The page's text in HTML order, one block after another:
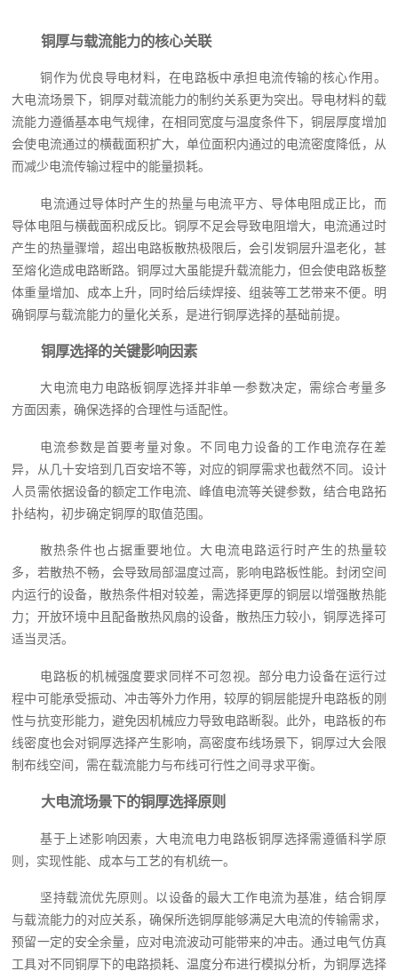
铜厚与载流能力的核心关联
铜作为优良导电材料，在电路板中承担电流传输的核心作用。
大电流场景下，铜厚对载流能力的制约关系更为突出。导电材料的载
流能力遵循基本电气规律，在相同宽度与温度条件下，铜层厚度增加
会使电流通过的横截面积扩大，单位面积内通过的电流密度降低，从
而减少电流传输过程中的能量损耗。
电流通过导体时产生的热量与电流平方、导体电阻成正比，而
导体电阻与横截面积成反比。铜厚不足会导致电阻增大，电流通过时
产生的热量骤增，超出电路板散热极限后，会引发铜层升温老化，甚
至熔化造成电路断路。铜厚过大虽能提升载流能力，但会使电路板整
体重量增加、成本上升，同时给后续焊接、组装等工艺带来不便。明
确铜厚与载流能力的量化关系，是进行铜厚选择的基础前提。
铜厚选择的关键影响因素
大电流电力电路板铜厚选择并非单一参数决定，需综合考量多
方面因素，确保选择的合理性与适配性。
电流参数是首要考量对象。不同电力设备的工作电流存在差
异，从几十安培到几百安培不等，对应的铜厚需求也截然不同。设计
人员需依据设备的额定工作电流、峰值电流等关键参数，结合电路拓
扑结构，初步确定铜厚的取值范围。
散热条件也占据重要地位。大电流电路运行时产生的热量较
多，若散热不畅，会导致局部温度过高，影响电路板性能。封闭空间
内运行的设备，散热条件相对较差，需选择更厚的铜层以增强散热能
力；开放环境中且配备散热风扇的设备，散热压力较小，铜厚选择可
适当灵活。
电路板的机械强度要求同样不可忽视。部分电力设备在运行过
程中可能承受振动、冲击等外力作用，较厚的铜层能提升电路板的刚
性与抗变形能力，避免因机械应力导致电路断裂。此外，电路板的布
线密度也会对铜厚选择产生影响，高密度布线场景下，铜厚过大会限
制布线空间，需在载流能力与布线可行性之间寻求平衡。
大电流场景下的铜厚选择原则
基于上述影响因素，大电流电力电路板铜厚选择需遵循科学原
则，实现性能、成本与工艺的有机统一。
坚持载流优先原则。以设备的最大工作电流为基准，结合铜厚
与载流能力的对应关系，确保所选铜厚能够满足大电流的传输需求，
预留一定的安全余量，应对电流波动可能带来的冲击。通过电气仿真
工具对不同铜厚下的电路损耗、温度分布进行模拟分析，为铜厚选择